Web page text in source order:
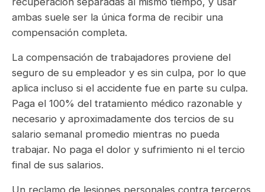
ambas suele ser la única forma de recibir una
compensación completa.
La compensación de trabajadores proviene del
seguro de su empleador y es sin culpa, por lo que
aplica incluso si el accidente fue en parte su culpa.
Paga el 100% del tratamiento médico razonable y
necesario y aproximadamente dos tercios de su
salario semanal promedio mientras no pueda
trabajar. No paga el dolor y sufrimiento ni el tercio
final de sus salarios.
Un reclamo de lesiones personales contra terceros